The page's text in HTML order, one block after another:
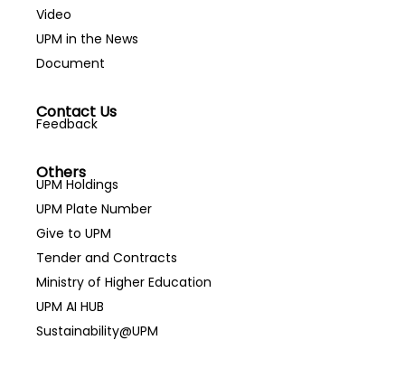
Video
UPM in the News
Document
Contact Us
Feedback
Others
UPM Holdings
UPM Plate Number
Give to UPM
Tender and Contracts
Ministry of Higher Education
UPM AI HUB
Sustainability@UPM